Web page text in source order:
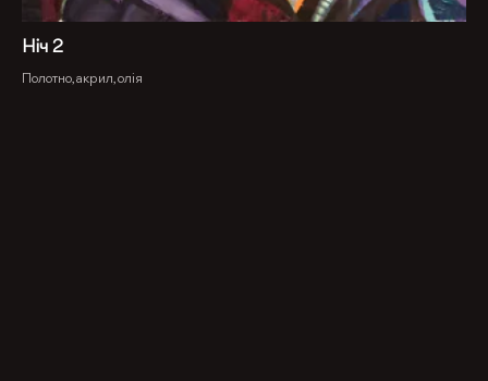
Ніч 2
Полотно, акрил, олія